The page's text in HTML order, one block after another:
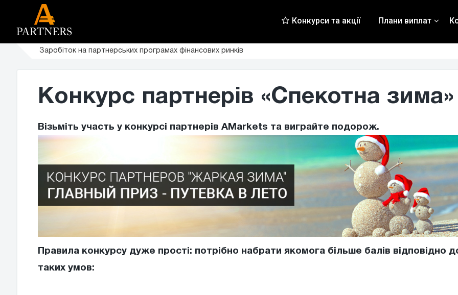
Конкурси та акції Плани виплат
Заробіток на партнерських програмах фінансових ринків
Конкурс партнерів «Спекотна зима»
Візьміть участь у конкурсі партнерів AMarkets та виграйте подорож.
Правила конкурсу дуже прості: потрібно набрати якомога більше балів відповідно
таких умов: